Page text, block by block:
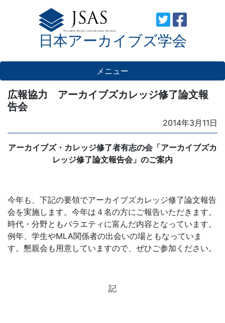
日本アーカイブズ学会
メニュー
広報協力 アーカイブズカレッジ修了論文報
告会
Posted
on
2014年3月11日
アーカイブズ・カレッジ修了者有志の会「アーカイブズカ
レッジ修了論文報告会」のご案内
今年も、下記の要領でアーカイブズカレッジ修了論文報告
会を実施します。今年は４名の方にご報告いただきます。
時代・分野ともバラエティに富んだ内容となっています。
例年、学生やMLA関係者の出会いの場ともなっていま
す。懇親会も用意していますので、ぜひご参加ください。
記